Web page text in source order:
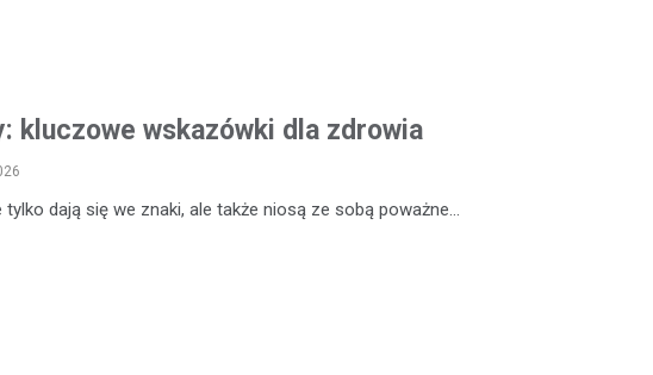
kluczowe wskazówki dla zdrowia
dają się we znaki, ale także niosą ze sobą poważne…